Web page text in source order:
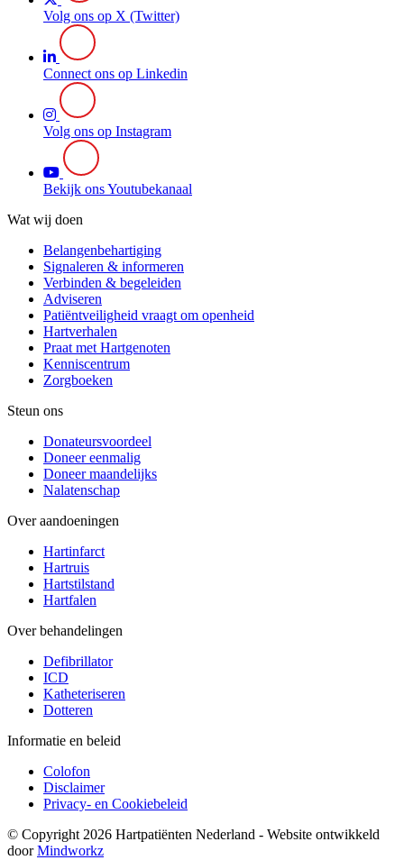
Volg ons op X (Twitter)
Connect ons op Linkedin
Volg ons op Instagram
Bekijk ons Youtubekanaal
Wat wij doen
Belangenbehartiging
Signaleren & informeren
Verbinden & begeleiden
Adviseren
Patiëntveiligheid vraagt om openheid
Hartverhalen
Praat met Hartgenoten
Kenniscentrum
Zorgboeken
Steun ons
Donateursvoordeel
Doneer eenmalig
Doneer maandelijks
Nalatenschap
Over aandoeningen
Hartinfarct
Hartruis
Hartstilstand
Hartfalen
Over behandelingen
Defibrillator
ICD
Katheteriseren
Dotteren
Informatie en beleid
Colofon
Disclaimer
Privacy- en Cookiebeleid
© Copyright 2026 Hartpatiënten Nederland - Website ontwikkeld
doorMindworkz